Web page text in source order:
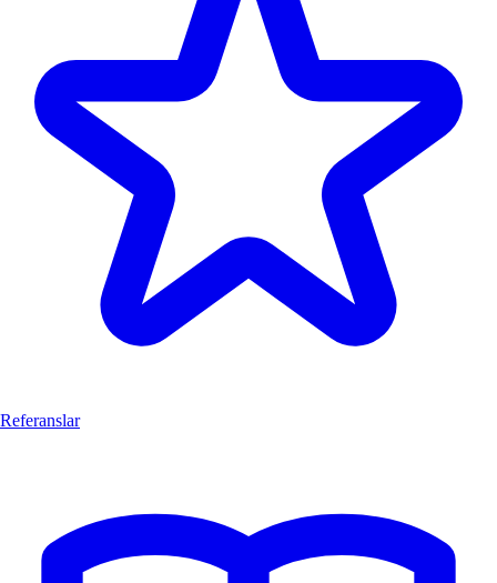
Referanslar